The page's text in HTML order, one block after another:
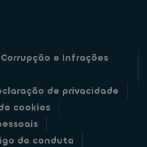
e Infrações
de privacidade
cookies
de conduta